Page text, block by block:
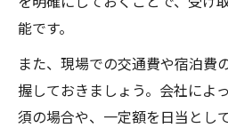
能です。
また、現場での交通費や宿泊費
握しておきましょう。会社によ
須の場合や、一定額を日当とし